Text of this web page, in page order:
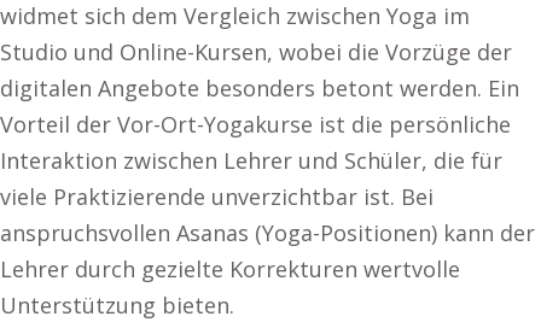
widmet sich dem Vergleich zwischen Yoga im
Studio und Online-Kursen, wobei die Vorzüge der
digitalen Angebote besonders betont werden. Ein
Vorteil der Vor-Ort-Yogakurse ist die persönliche
Interaktion zwischen Lehrer und Schüler, die für
viele Praktizierende unverzichtbar ist. Bei
anspruchsvollen Asanas (Yoga-Positionen) kann der
Lehrer durch gezielte Korrekturen wertvolle
Unterstützung bieten.